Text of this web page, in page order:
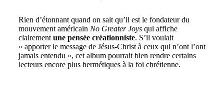
Rien d’étonnant quand on sait qu’il est le fondateur du
mouvement américain No Greater Joysqui affiche
clairement une pensée créationniste. S’il voulait
« apporter le message de Jésus-Christ à ceux qui n’ont l’ont
jamais entendu », cet album pourrait bien rendre certains
lecteurs encore plus hermétiques à la foi chrétienne.